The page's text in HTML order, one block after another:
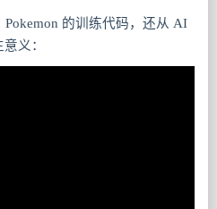
的训练代码，还从 AI
义：